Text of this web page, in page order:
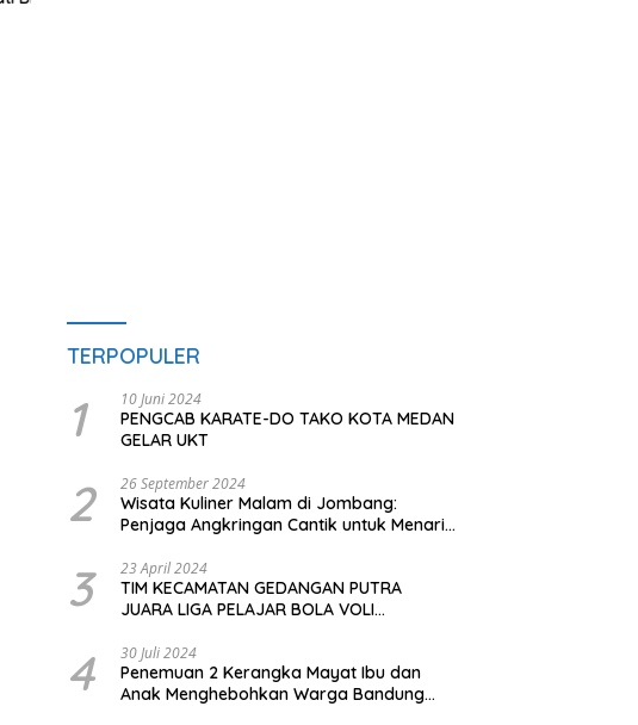
TERPOPULER
1 10 Juni 2024
PENGCAB KARATE-DO TAKO KOTA MEDAN
GELAR UKT
2 26 September 2024
Wisata Kuliner Malam di Jombang:
Penjaga Angkringan Cantik untuk Menarik
3 23 April 2024
TIM KECAMATAN GEDANGAN PUTRA
JUARA LIGA PELAJAR BOLA VOLI
4 30 Juli 2024
Penemuan 2 Kerangka Mayat Ibu dan
Anak Menghebohkan Warga Bandung